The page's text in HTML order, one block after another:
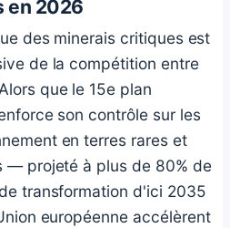
en 2026
des minerais critiques est
de la compétition entre
que le 15e plan
son contrôle sur les
en terres rares et
— projeté à plus de 80% de
transformation d'ici 2035
européenne accélèrent